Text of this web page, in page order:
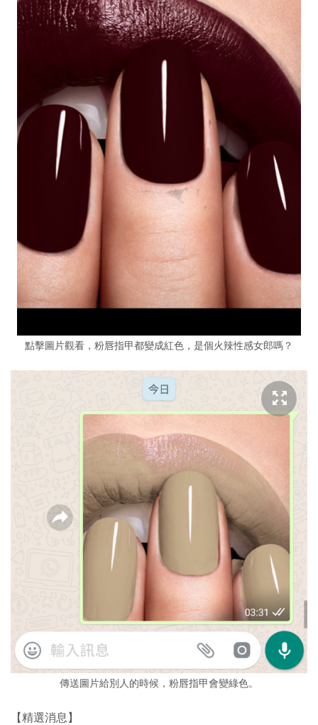
點擊圖片觀看，粉唇指甲都變成紅色，是個火辣性感女郎嗎？
傳送圖片給別人的時候，粉唇指甲會變綠色。
【精選消息】